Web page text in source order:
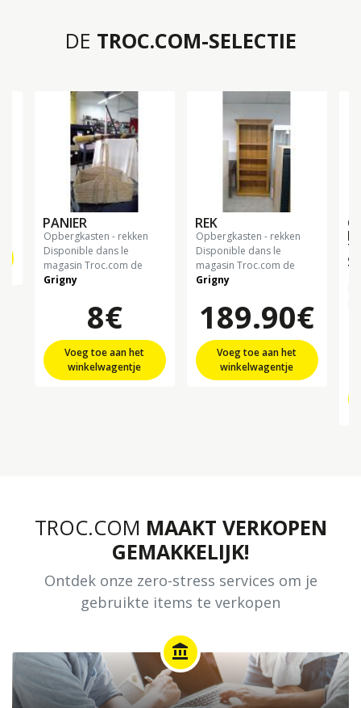
DE TROC.COM-SELECTIE
PANIER
opbergkasten - rekken
Disponible dans le
magasin Troc.com de
Grigny
8€
Voeg toe aan het
winkelwagentje
REK
opbergkasten - rekken
Disponible dans le
magasin Troc.com de
Grigny
189.90€
Voeg toe aan het
winkelwagentje
TROC.COM MAAKT VERKOPEN
GEMAKKELIJK!
Ontdek onze zero-stress services om je
gebruikte items te verkopen
account_balance